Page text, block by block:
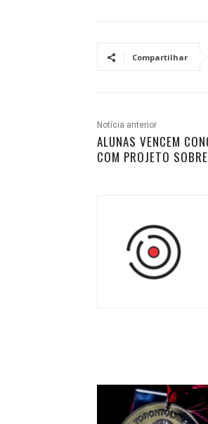
Compartilhar
Notícia anterior
ALUNAS VENCEM
COM PROJETO